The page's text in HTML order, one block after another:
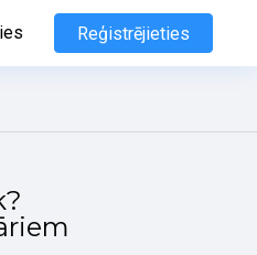
Reģistrējieties